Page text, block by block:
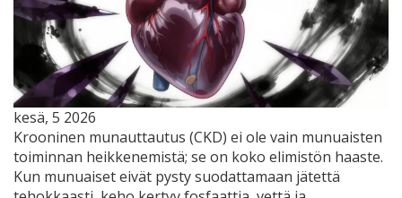
kesä, 5 2026
Krooninen munauttautus (CKD) ei ole vain munuaisten
toiminnan heikkenemistä; se on koko elimistön haaste.
Kun munuaiset eivät pysty suodattamaan jätettä